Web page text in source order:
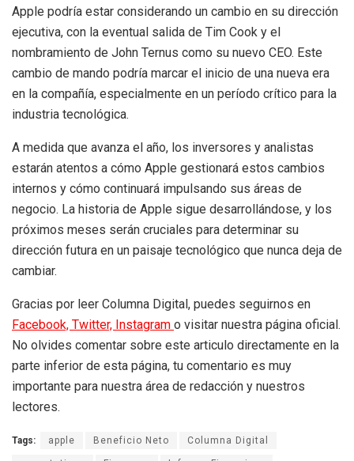
Apple podría estar considerando un cambio en su dirección
ejecutiva, con la eventual salida de Tim Cook y el
nombramiento de John Ternus como su nuevo CEO. Este
cambio de mando podría marcar el inicio de una nueva era
en la compañía, especialmente en un período crítico para la
industria tecnológica.
A medida que avanza el año, los inversores y analistas
estarán atentos a cómo Apple gestionará estos cambios
internos y cómo continuará impulsando sus áreas de
negocio. La historia de Apple sigue desarrollándose, y los
próximos meses serán cruciales para determinar su
dirección futura en un paisaje tecnológico que nunca deja de
cambiar.
Gracias por leer Columna Digital, puedes seguirnos en
Facebook, Twitter, Instagram o visitar nuestra página oficial.
No olvides comentar sobre este articulo directamente en la
parte inferior de esta página, tu comentario es muy
importante para nuestra área de redacción y nuestros
lectores.
Tags: apple Beneficio Neto Columna Digital